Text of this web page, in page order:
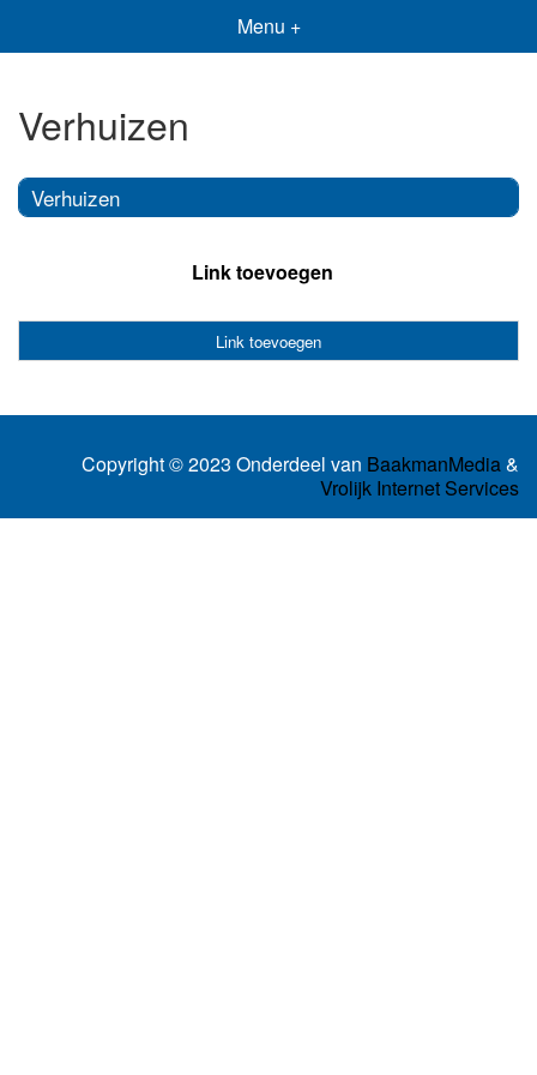
Menu +
Verhuizen
Verhuizen
Link toevoegen
Link toevoegen
Copyright © 2023 Onderdeel van BaakmanMedia&
Vrolijk Internet Services